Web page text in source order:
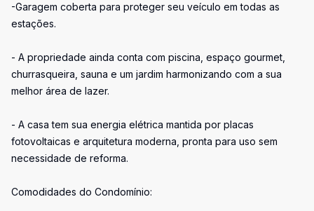
-Garagem coberta para proteger seu veículo em todas as
estações.
- A propriedade ainda conta com piscina, espaço gourmet,
churrasqueira, sauna e um jardim harmonizando com a sua
melhor área de lazer.
- A casa tem sua energia elétrica mantida por placas
fotovoltaicas e arquitetura moderna, pronta para uso sem
necessidade de reforma.
Comodidades do Condomínio: